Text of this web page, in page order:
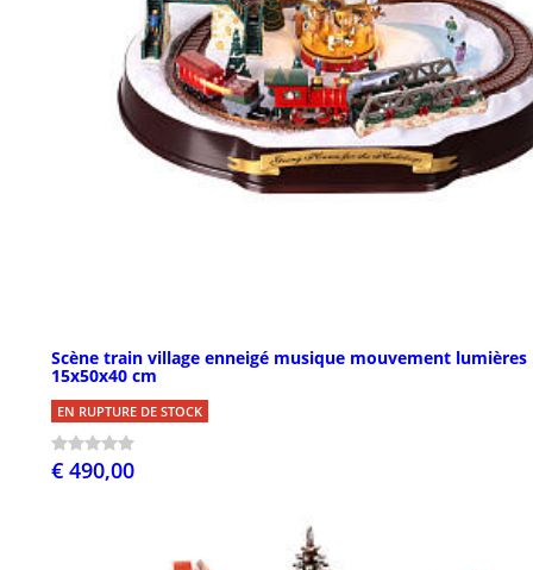
Scène train village enneigé musique mouvement lumières
15x50x40 cm
EN RUPTURE DE STOCK
€ 490,00